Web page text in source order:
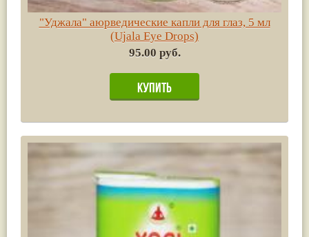
"Уджала" аюрведические капли для глаз, 5 мл
(Ujala Eye Drops)
95.00 руб.